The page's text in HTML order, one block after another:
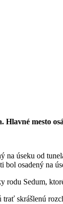
mesto
na úseku od
osadený na
Sedum,
skrášlenú